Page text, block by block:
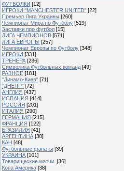
ФУТБОЛКИ [12]
ИГРОКИ "MANCHESTER UNITED" [22]
Премьер Лига Украины [260]
Чемпионат Мира по Футболу [519]
Заставки про футбол [15]
ЛИГА ЧЕМПИОНОВ [571]
ЛИГА ЕВРОПЫ [257]
Чемпионат Европы по Футболу [348]
ИГРОКИ [331]
ТРЕНЕРА [236]
Символика Футбольных команд [49]
РАЗНОЕ [181]
"Динамо-Киев" [71]
"ДНЕПР" [72]
АНГЛИЯ [437]
ИСПАНИЯ [414]
РОССИЯ [201]
ИТАЛИЯ [290]
ГЕРМАНИЯ [215]
ФРАНЦИЯ [122]
БРАЗИЛИЯ [41]
АРГЕНТИНА [30]
КАН [48]
Футбольные фанаты [39]
УКРАИНА [101]
Товарищеские матчи. [36]
Копа Америка [38]